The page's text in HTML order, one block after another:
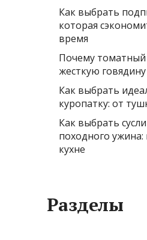
Как выбрать
которая
время
Почему
жесткую
Как выбрать
куропатку: от
Как выбрать
походного ужина:
кухне
Разделы